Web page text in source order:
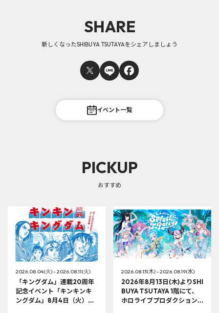
SHARE
新しくなったSHIBUYA TSUTAYAをシェアしましょう
イベント一覧
PICKUP
おすすめ
2026.08.04(火) - 2026.08.11(火)
「キングダム」連載20周年
記念イベント「キンキンキ
ングダム」8月4日（火）よ
2026.08.13(木) - 2026.08.19(水)
2026年8月13日(木)よりSHI
BUYA TSUTAYA 1階にて、
ホロライブプロダクション